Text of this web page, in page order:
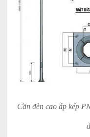
Cần đèn cao áp kép